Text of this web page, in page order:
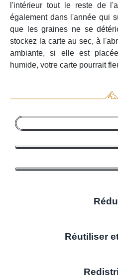
l'intérieur tout le reste de
également dans l'année qui
que les graines ne se
stockez la carte au sec, à
ambiante, si elle est
humide, votre carte pourrait
Réutiliser